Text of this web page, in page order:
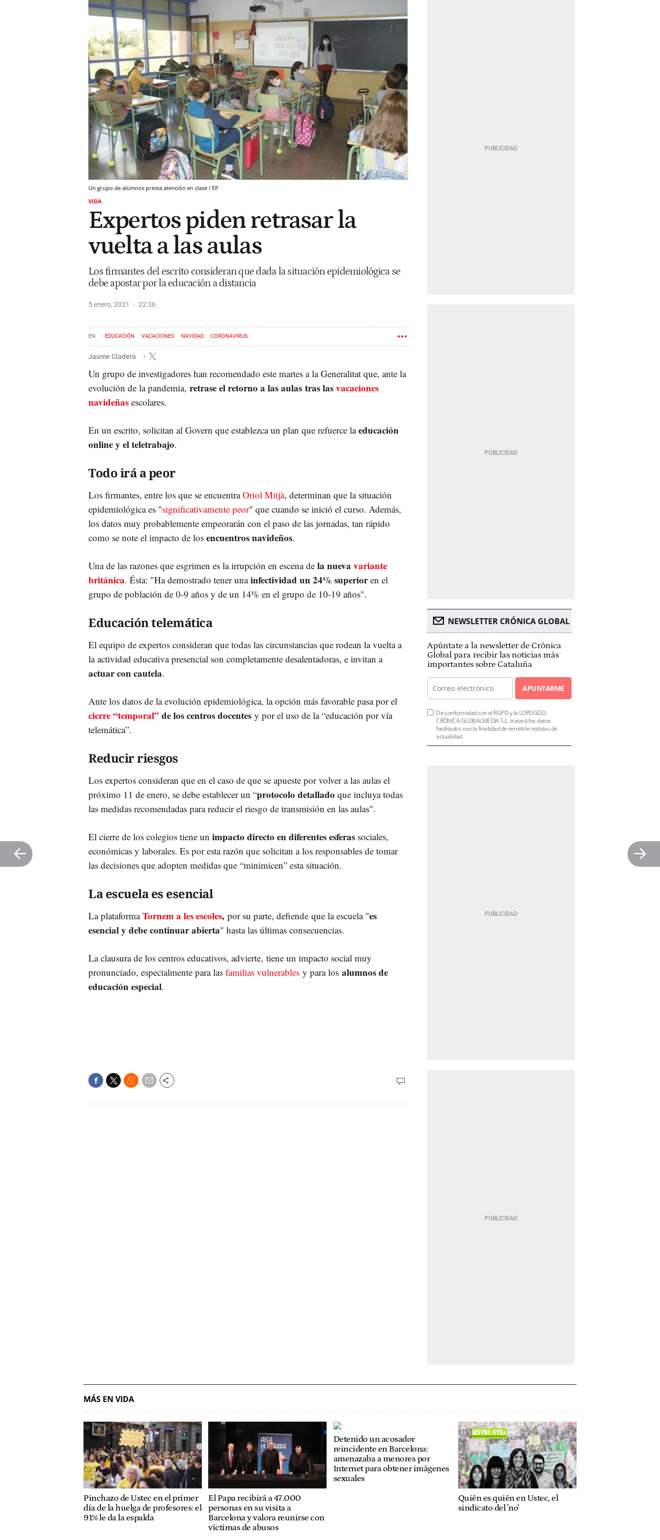
Un grupo de alumnos presta atención en clase / EP
VIDA
Expertos piden retrasar la
vuelta a las aulas
Los firmantes del escrito consideran que dada la situación epidemiológica se
debe apostar por la educación a distancia
5 enero, 2021 22:36
EDUCACIÓN VACACIONES NAVIDAD CORONAVIRUS
Jaume Cladera
Un grupo de investigadores han recomendado este martes a la Generalitat que, ante la
evolución de la pandemia, retrase el retorno a las aulas tras lasvacaciones
navideñas escolares.
En un escrito, solicitan al Govern que establezca un plan que refuerce laeducación
online y el teletrabajo.
Todo irá a peor
Los firmantes, entre los que se encuentraOriol Mitjà, determinan que la situación
epidemiológica es "significativamente peor" que cuando se inició el curso. Además,
los datos muy probablemente empeorarán con el paso de las jornadas, tan rápido
como se note el impacto de los encuentros navideños.
Una de las razones que esgrimen es la irrupción en escena de la nueva variante
británica. Ésta: "Ha demostrado tener unainfectividad un 24% superioren el
grupo de población de 0-9 años y de un 14% en el grupo de 10-19 años".
Educación telemática
El equipo de expertos consideran que todas las circunstancias que rodean la vuelta a
la actividad educativa presencial son completamente desalentadoras, e invitan a
actuar con cautela.
Ante los datos de la evolución epidemiológica, la opción más favorable pasa por el
cierre “temporal” de los centros docentes y por el uso de la “educación por vía
telemática”.
Reducir riesgos
Los expertos consideran que en el caso de que se apueste por volver a las aulas el
próximo 11 de enero, se debe establecer un “protocolo detallado que incluya todas
las medidas recomendadas para reducir el riesgo de transmisión en las aulas".
El cierre de los colegios tiene un impacto directo en diferentes esferas sociales,
económicas y laborales. Es por esta razón que solicitan a los responsables de tomar
las decisiones que adopten medidas que “minimicen” esta situación.
La escuela es esencial
La plataformaTornem a les escoles, por su parte, defiende que la escuela "es
esencial y debe continuar abierta" hasta las últimas consecuencias.
La clausura de los centros educativos, advierte, tiene un impacto social muy
pronunciado, especialmente para las familias vulnerables y para los alumnos de
educación especial.
NEWSLETTER CRÓNICA GLOBAL
Apúntate a la newsletter de Crónica
Global para recibir las noticias más
importantes sobre Cataluña
APUNTARME
De conformidad con el RGPD y la LOPDGDD,
CRÓNICA GLOBALMEDIA S.L. tratará los datos
facilitados con la finalidad de remitirle noticias de
actualidad.
MÁS EN VIDA
Pinchazo de Ustec en el primer
día de la huelga de profesores: el
91% le da la espalda
El Papa recibirá a 47.000
personas en su visita a
Barcelona y valora reunirse con
víctimas de abusos
Detenido un acosador
reincidente en Barcelona:
amenazaba a menores por
Internet para obtener imágenes
sexuales
Quién es quién en Ustec, el
sindicato del 'no'